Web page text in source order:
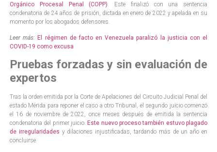
Orgánico Procesal Penal (COPP). Este finalizó con una sentencia
condenatoria de 24 años de prisión, dictada en enero de 2022 y apelada en su
momento por los abogados defensores.
Leer más: El régimen de facto en Venezuela paralizó la justicia con el
COVID-19 como excusa
Pruebas forzadas y sin evaluación de
expertos
Tras la orden emitida por la Corte de Apelaciones del Circuito Judicial Penal del
estado Mérida para reponer el caso a otro Tribunal, el segundo juicio comenzó
el 16 de noviembre de 2022, once meses después de emitida la sentencia
condenatoria del primer juicio. Este nuevo proceso también estuvo plagado
de irregularidades y dilaciones injustificadas, tardando más de un año en
concluirse.